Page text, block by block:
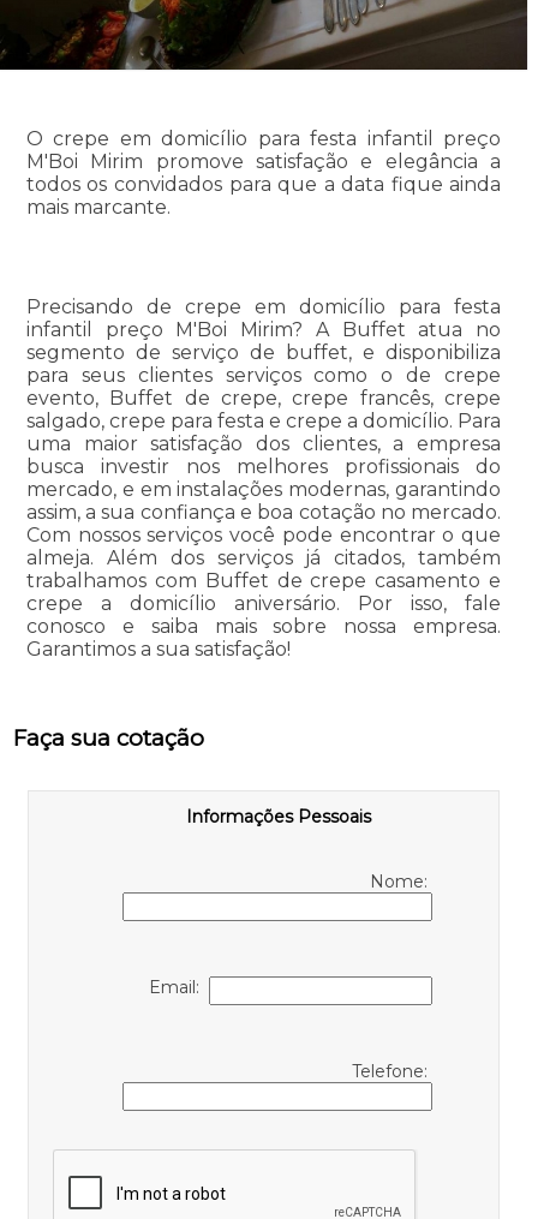
O crepe em domicílio para festa infantil preço
M'Boi Mirim promove satisfação e elegância a
todos os convidados para que a data fique ainda
mais marcante.
Precisando de crepe em domicílio para festa
infantil preço M'Boi Mirim? A Buffet atua no
segmento de serviço de buffet, e disponibiliza
para seus clientes serviços como o de crepe
evento, Buffet de crepe, crepe francês, crepe
salgado, crepe para festa e crepe a domicílio. Para
uma maior satisfação dos clientes, a empresa
busca investir nos melhores profissionais do
mercado, e em instalações modernas, garantindo
assim, a sua confiança e boa cotação no mercado.
Com nossos serviços você pode encontrar o que
almeja. Além dos serviços já citados, também
trabalhamos com Buffet de crepe casamento e
crepe a domicílio aniversário. Por isso, fale
conosco e saiba mais sobre nossa empresa.
Garantimos a sua satisfação!
Faça sua cotação
Informações Pessoais
Nome:
Email:
Telefone: